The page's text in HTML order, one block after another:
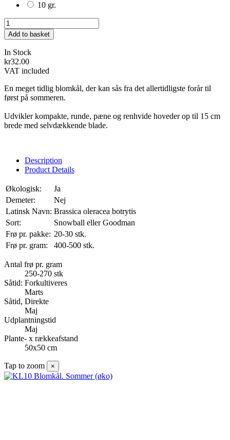
10 gr.
Add to basket
In Stock
kr32.00
VAT included
En meget tidlig blomkål, der kan sås fra det allertidligste forår til
først på sommeren.
Udvikler kompakte, runde, pæne og renhvide hoveder op til 15 cm
brede med selvdækkende blade.
Description
Product Details
Økologisk:
Ja
Demeter:
Nej
Latinsk Navn: Brassica oleracea botrytis
Sort:
Snowball eller Goodman
Frø pr. pakke: 20-30 stk.
Frø pr. gram:
400-500 stk.
Antal frø pr. gram
250-270 stk
Såtid: Forkultiveres
Marts
Såtid, Direkte
Maj
Udplantningstid
Maj
Plante- x rækkeafstand
50x50 cm
Tap to zoom ×